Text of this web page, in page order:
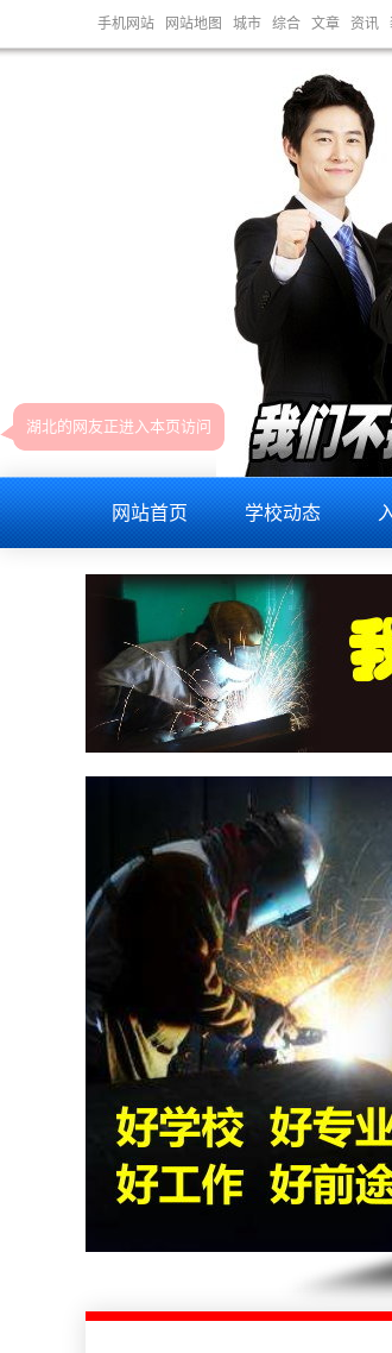
手机网站 网站地图 城市 综合 文章 资讯
训,电脑维修入门,线下电脑维修培训,电脑维修学习,电脑
网站首页 学校动态